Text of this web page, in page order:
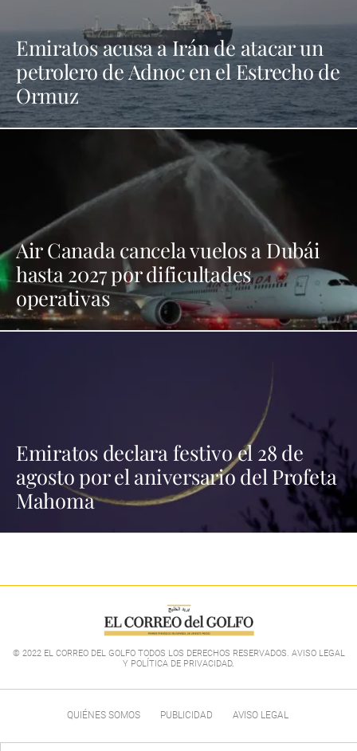
Emiratos acusa a Irán de atacar un
petrolero de Adnoc en el Estrecho de
Ormuz
Air Canada cancela vuelos a Dubái
hasta 2027 por dificultades
operativas
Emiratos declara festivo el 28 de
agosto por el aniversario del Profeta
Mahoma
© 2022 EL CORREO DEL GOLFO TODOS LOS DERECHOS RESERVADOS. AVISO LEGAL
Y POLÍTICA DE PRIVACIDAD.
QUIÉNES SOMOS PUBLICIDAD AVISO LEGAL